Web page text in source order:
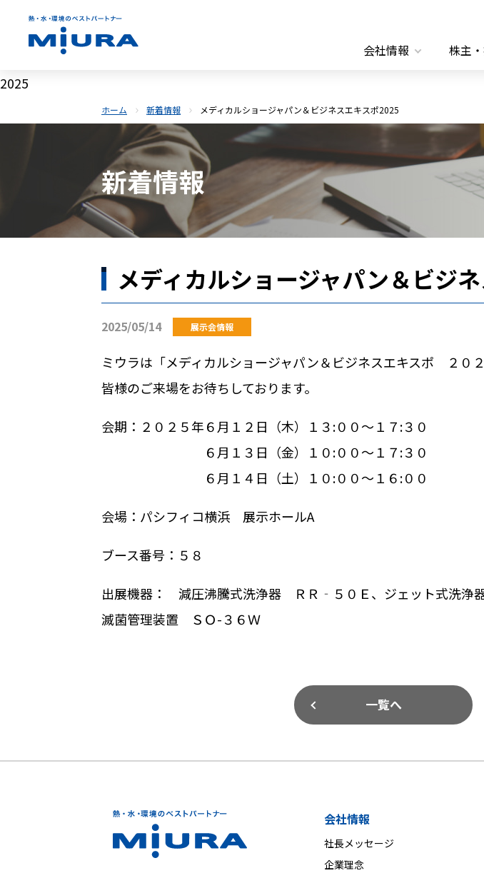
会社情報 株主
2025
ホーム 新着情報 メディカルショージャパン＆ビジネスエキスポ2025
新着情報
メディカルショージャパン＆ビジ
2025/05/14 展示会情報
ミウラは「メディカルショージャパン＆ビジネスエキスポ ２０２
皆様のご来場をお待ちしております。
会期：２０２５年６月１２日（木）１３:００～１７:３０
６月１３日（金）１０:００～１７:３０
６月１４日（土）１０:００～１６:００
会場：パシフィコ横浜 展示ホールA
ブース番号：５８
出展機器： 減圧沸騰式洗浄器 ＲＲ‐５０Ｅ、ジェット式洗浄
滅菌管理装置 ＳＯ-３６Ｗ
一覧へ
会社情報
社長メッセージ
企業理念